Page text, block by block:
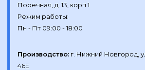
Поречная, д. 13, корп 1
Режим работы:
Производство: г. Нижний Новгород,
46Е